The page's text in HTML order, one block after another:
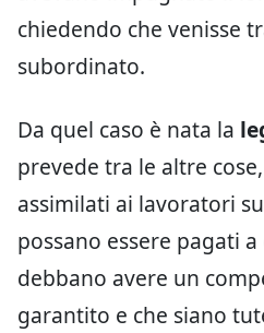
chiedendo che venisse
subordinato.
Da quel caso è nata la
prevede tra le altre
assimilati ai lavoratori
possano essere pagati
debbano avere un
garantito e che siano